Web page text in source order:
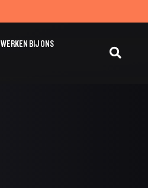
WERKEN BIJ ONS